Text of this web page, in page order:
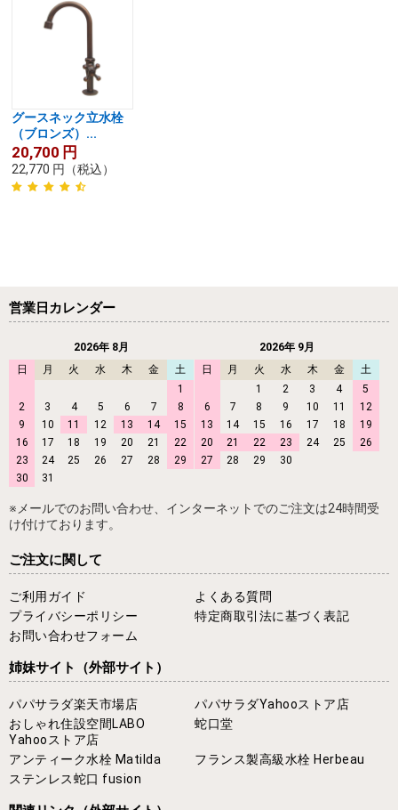
グースネック立水栓
（ブロンズ）...
20,700 円
22,770 円 （税込）
営業日カレンダー
2026年 8月
日
月 火 水 木 金
土
1
2
3 4 5 6 7
8
9
10 11 12 13 14
15
16
17 18 19 20 21
22
23
24 25 26 27 28
29
30
31
2026年 9月
日
月 火 水 木 金
土
1
2 3 4
5
6
7 8 9 10 11
12
13
14 15 16 17 18
19
20
21 22 23 24 25
26
27
28 29 30
※メールでのお問い合わせ、インターネットでのご注文は24時間受
け付けております。
ご注文に関して
ご利用ガイド
よくある質問
プライバシーポリシー
特定商取引法に基づく表記
お問い合わせフォーム
姉妹サイト （外部サイト）
パパサラダ楽天市場店
パパサラダYahooストア店
おしゃれ住設空間LABO
Yahooストア店
蛇口堂
アンティーク水栓 Matilda
フランス製高級水栓 Herbeau
ステンレス蛇口 fusion